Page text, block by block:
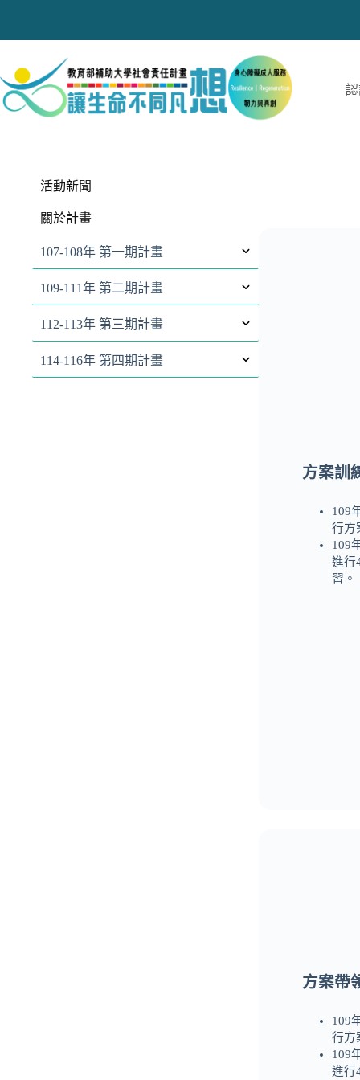
內
容
活動新聞
關於計畫
107-108年 第一期計畫
109-111年 第二期計畫
112-113年 第三期計畫
114-116年 第四期計畫
方案訓
109
行方
109
進行
習。
方案帶
109
行方
109
進行